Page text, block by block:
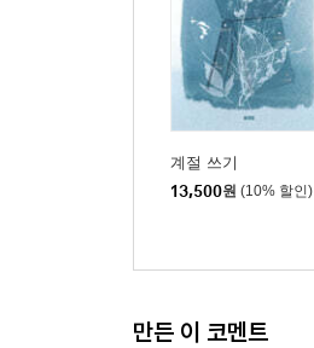
계절 쓰기
13,500원 (10% 할인)
만든 이 코멘트